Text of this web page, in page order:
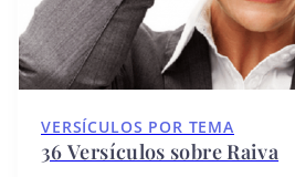
VERSÍCULOS POR TEMA
36 Versículos sobre Raiva